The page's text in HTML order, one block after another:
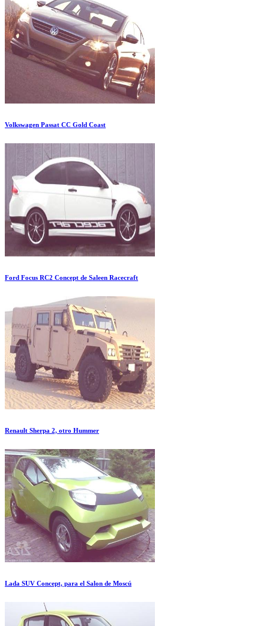
Volkswagen Passat CC Gold Coast
Ford Focus RC2 Concept de Saleen Racecraft
Renault Sherpa 2, otro Hummer
Lada SUV Concept, para el Salon de Moscú